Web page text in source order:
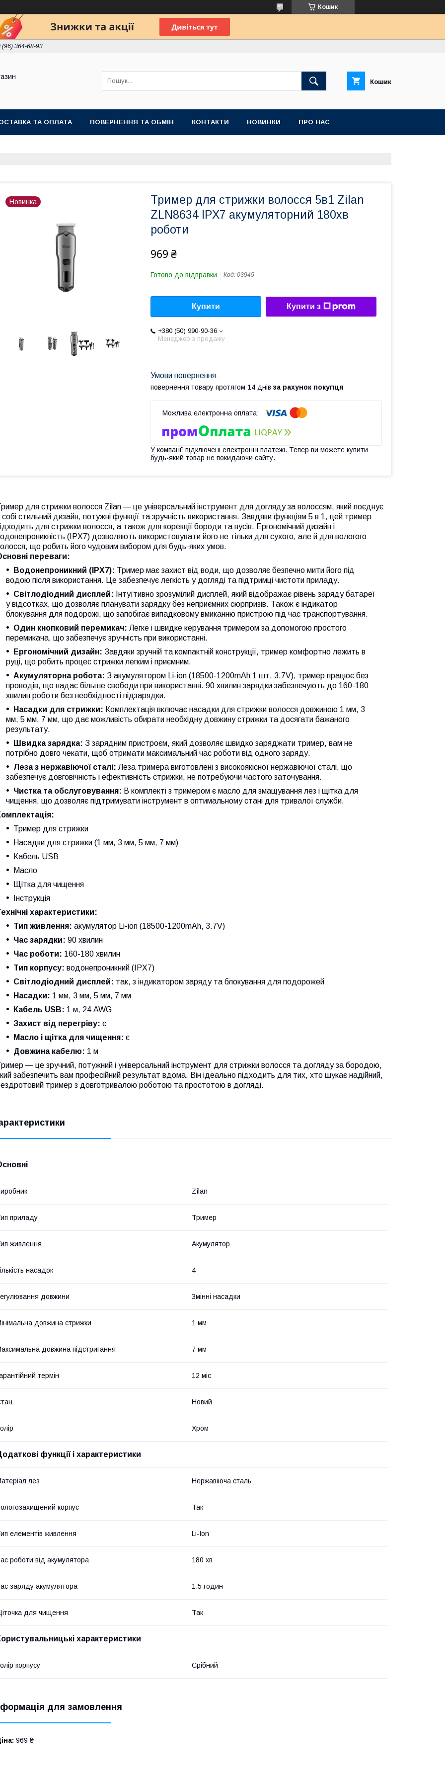
Кошик
(96) 364-68-93
Кошик
ТА ОПЛАТА ПОВЕРНЕННЯ ТА ОБМІН КОНТАКТИ НОВИНКИ ПРО НАС
Новинка
Тример для стрижки волосся 5в1 Zilan
ZLN8634 IPX7 акумуляторний 180хв
роботи
969 ₴
Готово до відправки Код: 03945
Купити Купити з
+380 (50) 990-90-36
Менеджер з продажу
повернення товару протягом 14 днів за рахунок покупця
У компанії підключені електронні платежі. Тепер ви можете купити
будь-який товар не покидаючи сайту.
для стрижки волосся Zilan — це універсальний інструмент для догляду за волоссям, який поєднує
собі стильний дизайн, потужні функції та зручність використання. Завдяки функціям 5 в 1, цей тример
для стрижки волосся, а також для корекції бороди та вусів. Ергономічний дизайн і
(IPX7) дозволяють використовувати його не тільки для сухого, але й для вологого
що робить його чудовим вибором для будь-яких умов.
переваги:
Водонепроникний (IPX7): Тример має захист від води, що дозволяє безпечно мити його під
водою після використання. Це забезпечує легкість у догляді та підтримці чистоти приладу.
Світлодіодний дисплей: Інтуїтивно зрозумілий дисплей, який відображає рівень заряду батареї
у відсотках, що дозволяє планувати зарядку без неприємних сюрпризів. Також є індикатор
блокування для подорожі, що запобігає випадковому вмиканню пристрою під час транспортування.
Один кнопковий перемикач: Легке і швидке керування тримером за допомогою простого
перемикача, що забезпечує зручність при використанні.
Ергономічний дизайн: Завдяки зручній та компактній конструкції, тример комфортно лежить в
руці, що робить процес стрижки легким і приємним.
Акумуляторна робота: З акумулятором Li-ion (18500-1200mAh 1 шт. 3.7V), тример працює без
проводів, що надає більше свободи при використанні. 90 хвилин зарядки забезпечують до 160-180
хвилин роботи без необхідності підзарядки.
Насадки для стрижки: Комплектація включає насадки для стрижки волосся довжиною 1 мм, 3
мм, 5 мм, 7 мм, що дає можливість обирати необхідну довжину стрижки та досягати бажаного
результату.
Швидка зарядка: З зарядним пристроєм, який дозволяє швидко заряджати тример, вам не
потрібно довго чекати, щоб отримати максимальний час роботи від одного заряду.
Леза з нержавіючої сталі: Леза тримера виготовлені з високоякісної нержавіючої сталі, що
забезпечує довговічність і ефективність стрижки, не потребуючи частого заточування.
Чистка та обслуговування: В комплекті з тримером є масло для змащування лез і щітка для
чищення, що дозволяє підтримувати інструмент в оптимальному стані для тривалої служби.
Тример для стрижки
Насадки для стрижки (1 мм, 3 мм, 5 мм, 7 мм)
Кабель USB
Масло
Щітка для чищення
Інструкція
характеристики:
Тип живлення: акумулятор Li-ion (18500-1200mAh, 3.7V)
Час зарядки: 90 хвилин
Час роботи: 160-180 хвилин
Тип корпусу: водонепроникний (IPX7)
Світлодіодний дисплей: так, з індикатором заряду та блокування для подорожей
Насадки: 1 мм, 3 мм, 5 мм, 7 мм
Кабель USB: 1 м, 24 AWG
Захист від перегріву: є
Масло і щітка для чищення: є
Довжина кабелю: 1 м
— це зручний, потужний і універсальний інструмент для стрижки волосся та догляду за бородою,
забезпечить вам професійний результат вдома. Він ідеально підходить для тих, хто шукає надійний,
тример з довготривалою роботою та простотою в догляді.
Zilan
приладу Тример
живлення Акумулятор
насадок 4
довжини Змінні насадки
довжина стрижки 1 мм
довжина підстригання 7 мм
термін 12 міс
Новий
Хром
функції і характеристики
лез Нержавіюча сталь
корпус Так
елементів живлення Li-Ion
роботи від акумулятора 180 хв
заряду акумулятора 1.5 годин
для чищення Так
характеристики
корпусу Срібний
для замовлення
969 ₴